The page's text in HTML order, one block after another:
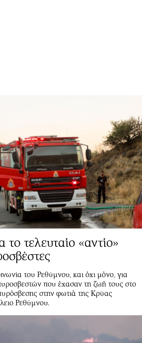
τελευταίο «αντίο»
του Ρεθύμνου, και όχι μόνο, για
που έχασαν τη ζωή τους στο
στην φωτιά της Κρύας
Ρεθύμνου.